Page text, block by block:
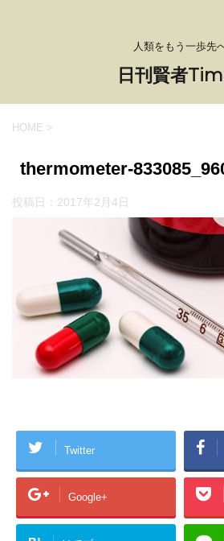
人類をもう一歩先
日刊賢者
HOME >
thermometer-
投稿日： 2017年2月4日
Twitter
Google+